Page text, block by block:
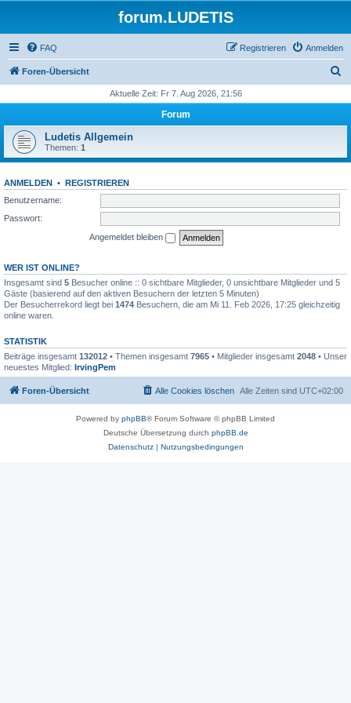
forum.LUDETIS
FAQ Anmelden
Registrieren
Foren-Übersicht
h
Aktuelle Zeit: Fr 7. Aug 2026, 21:56
Forum
Ludetis Allgemein
Themen: 1
ANMELDEN • REGISTRIEREN
Benutzername:
Passwort:
Angemeldet bleiben
WER IST ONLINE?
Insgesamt sind 5 Besucher online :: 0 sichtbare Mitglieder, 0 unsichtbare Mitglieder und 5
Gäste (basierend auf den aktiven Besuchern der letzten 5 Minuten)
Der Besucherrekord liegt bei 1474 Besuchern, die am Mi 11. Feb 2026, 17:25 gleichzeitig
online waren.
STATISTIK
Beiträge insgesamt 132012 • Themen insgesamt 7965 • Mitglieder insgesamt 2048 • Unser
neuestes Mitglied: IrvingPem
Foren-Übersicht Alle Zeiten sind UTC+02:00
Alle Cookies löschen
Powered by phpBB® Forum Software © phpBB Limited
Deutsche Übersetzung durch phpBB.de
Datenschutz| Nutzungsbedingungen